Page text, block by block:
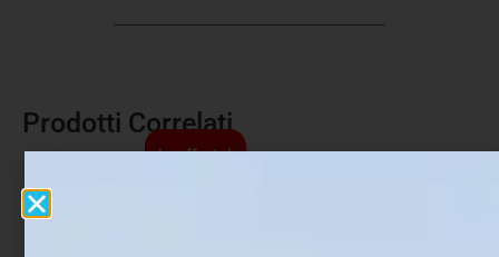
Prodotti Correlati
In offerta!